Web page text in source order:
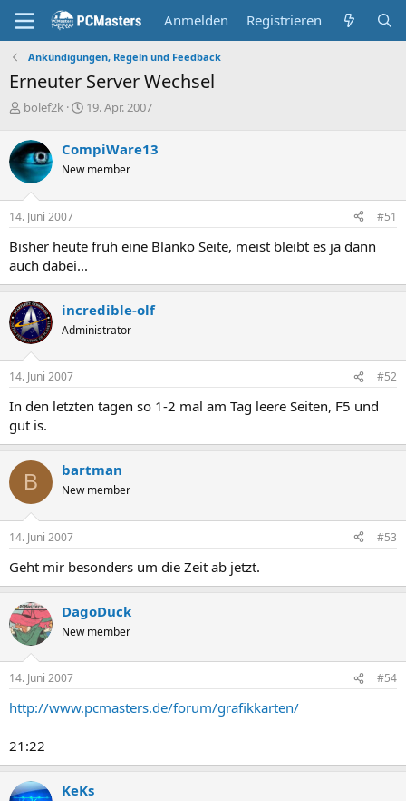
Anmelden Registrieren
Ankündigungen, Regeln und Feedback
Erneuter Server Wechsel
E
s
t
e
l
l
e
bolef2k
E
t
e
l
m
19. Apr. 2007
CompiWare13
New member
14. Juni 2007 #51
Bisher heute früh eine Blanko Seite, meist bleibt es ja dann
auch dabei...
incredible-olf
Administrator
14. Juni 2007 #52
In den letzten tagen so 1-2 mal am Tag leere Seiten, F5 und
gut is.
B bartman
New member
14. Juni 2007 #53
Geht mir besonders um die Zeit ab jetzt.
DagoDuck
New member
14. Juni 2007 #54
http://www.pcmasters.de/forum/grafikkarten/
21:22
KeKs